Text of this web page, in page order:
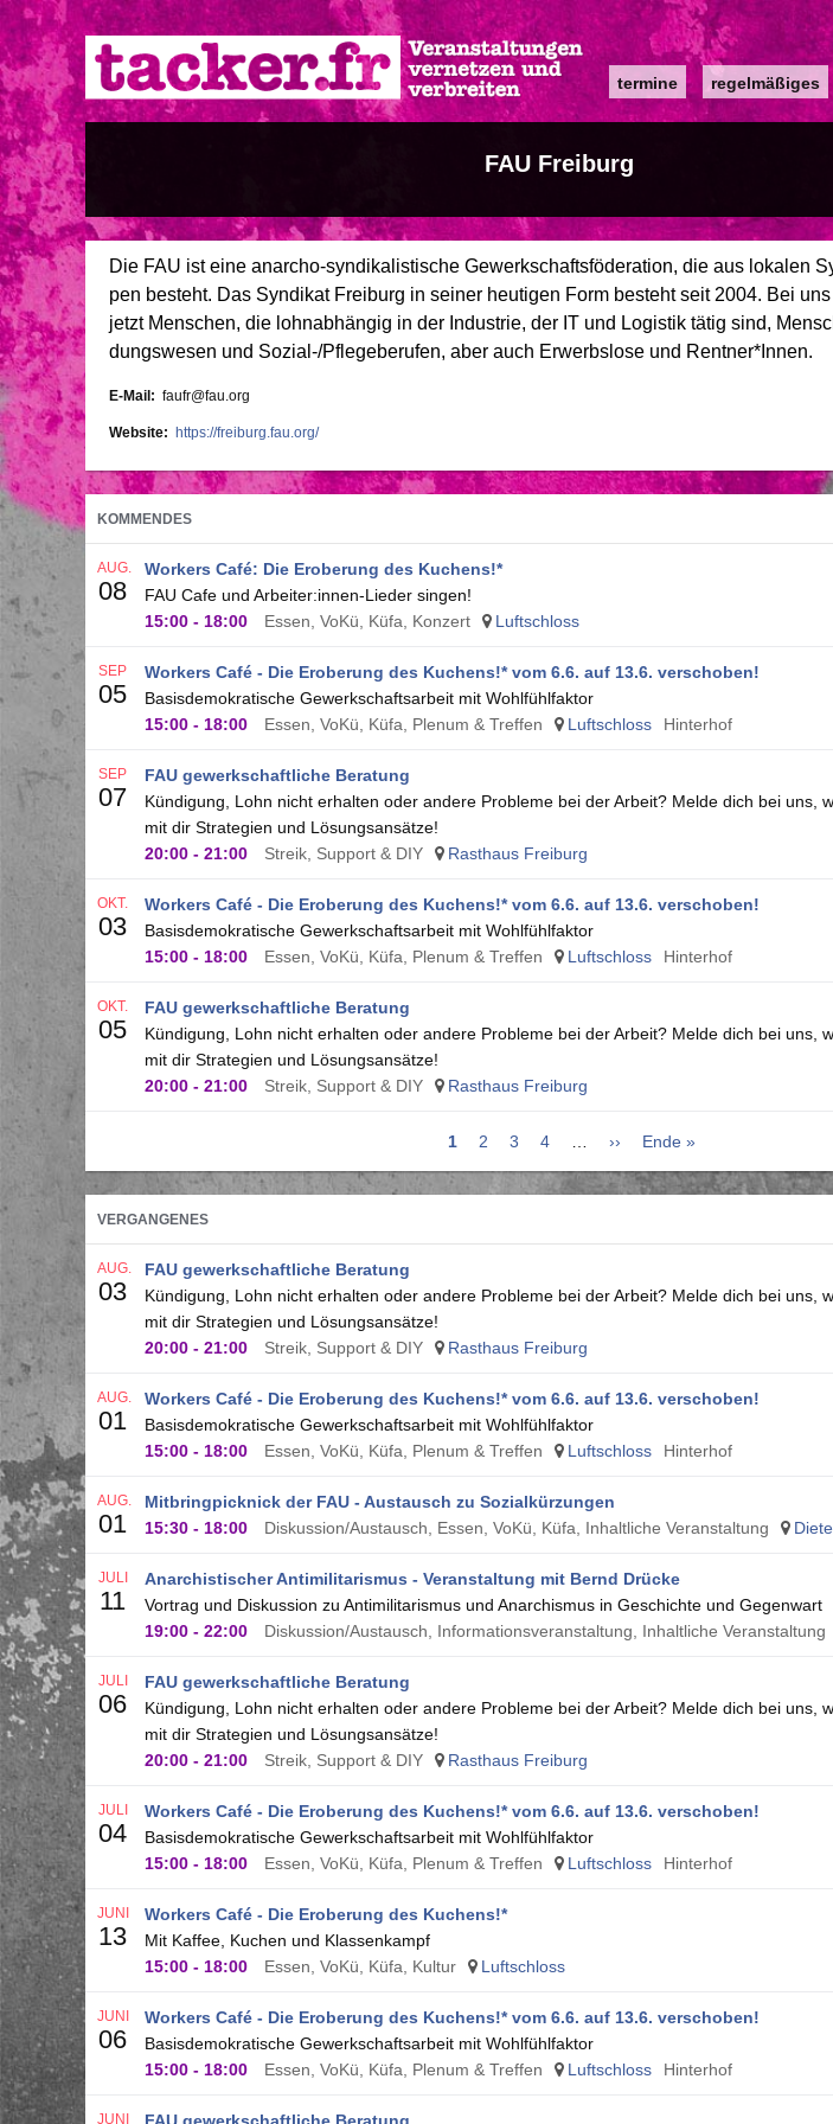
Direkt
zum
Inhalt
Main
navigation
termine regelmäßiges
FAU Freiburg
Die FAU ist eine an­ar­cho-​syn­di­ka­lis­ti­sche Ge­werk­schafts­fö­dera­ti­on, die aus lo­ka­len
pen be­steht. Das Syn­di­kat Freiburg in sei­ner heu­ti­gen Form be­steht seit 2004. Bei
jetzt Men­schen, die lohn­ab­hän­gig in der In­dus­trie, der IT und Logistik tätig sind,
dungs­we­sen und So­zi­al-/Pflege­be­ru­fen, aber auch Erwerbslose und Rentner*Innen.
E-Mail faufr@fau.org
Website https://freiburg.fau.org/
KOMMENDES
Workers Café: Die Eroberung des Kuchens!*
FAU Cafe und Arbeiter:innen-Lieder singen!
15:00 - 18:00 Essen, VoKü, Küfa, Konzert Luftschloss
AUG.
08
Workers Café - Die Eroberung des Kuchens!* vom 6.6. auf 13.6. verschoben!
Basisdemokratische Gewerkschaftsarbeit mit Wohlfühlfaktor
15:00 - 18:00 Essen, VoKü, Küfa, Plenum & Treffen Luftschloss Hinterhof
SEP
05
FAU gewerkschaftliche Beratung
Kündigung, Lohn nicht erhalten oder andere Probleme bei der Arbeit? Melde dich bei uns,
mit dir Strategien und Lösungsansätze!
20:00 - 21:00 Streik, Support & DIY Rasthaus Freiburg
SEP
07
Workers Café - Die Eroberung des Kuchens!* vom 6.6. auf 13.6. verschoben!
Basisdemokratische Gewerkschaftsarbeit mit Wohlfühlfaktor
15:00 - 18:00 Essen, VoKü, Küfa, Plenum & Treffen Luftschloss Hinterhof
OKT.
03
FAU gewerkschaftliche Beratung
Kündigung, Lohn nicht erhalten oder andere Probleme bei der Arbeit? Melde dich bei uns,
mit dir Strategien und Lösungsansätze!
20:00 - 21:00 Streik, Support & DIY Rasthaus Freiburg
OKT.
05
Aktuelle
Seite
1 Seite
2 Seite
3 Seite
4
Nächste
Seite
››
Letzte
Seite
Ende »
VERGANGENES
FAU gewerkschaftliche Beratung
Kündigung, Lohn nicht erhalten oder andere Probleme bei der Arbeit? Melde dich bei uns,
mit dir Strategien und Lösungsansätze!
20:00 - 21:00 Streik, Support & DIY Rasthaus Freiburg
AUG.
03
Workers Café - Die Eroberung des Kuchens!* vom 6.6. auf 13.6. verschoben!
Basisdemokratische Gewerkschaftsarbeit mit Wohlfühlfaktor
15:00 - 18:00 Essen, VoKü, Küfa, Plenum & Treffen Luftschloss Hinterhof
AUG.
01
Mitbringpicknick der FAU - Austausch zu Sozialkürzungen
15:30 - 18:00 Diskussion/Austausch, Essen, VoKü, Küfa, Inhaltliche Veranstaltung
AUG.
01
Anarchistischer Antimilitarismus - Veranstaltung mit Bernd Drücke
Vortrag und Diskussion zu Antimilitarismus und Anarchismus in Geschichte und Gegenwart
19:00 - 22:00 Diskussion/Austausch, Informationsveranstaltung, Inhaltliche Veranstaltung
JULI
11
FAU gewerkschaftliche Beratung
Kündigung, Lohn nicht erhalten oder andere Probleme bei der Arbeit? Melde dich bei uns,
mit dir Strategien und Lösungsansätze!
20:00 - 21:00 Streik, Support & DIY Rasthaus Freiburg
JULI
06
Workers Café - Die Eroberung des Kuchens!* vom 6.6. auf 13.6. verschoben!
Basisdemokratische Gewerkschaftsarbeit mit Wohlfühlfaktor
15:00 - 18:00 Essen, VoKü, Küfa, Plenum & Treffen Luftschloss Hinterhof
JULI
04
Workers Café - Die Eroberung des Kuchens!*
Mit Kaffee, Kuchen und Klassenkampf
15:00 - 18:00 Essen, VoKü, Küfa, Kultur Luftschloss
JUNI
13
Workers Café - Die Eroberung des Kuchens!* vom 6.6. auf 13.6. verschoben!
Basisdemokratische Gewerkschaftsarbeit mit Wohlfühlfaktor
15:00 - 18:00 Essen, VoKü, Küfa, Plenum & Treffen Luftschloss Hinterhof
JUNI
06
JUNI